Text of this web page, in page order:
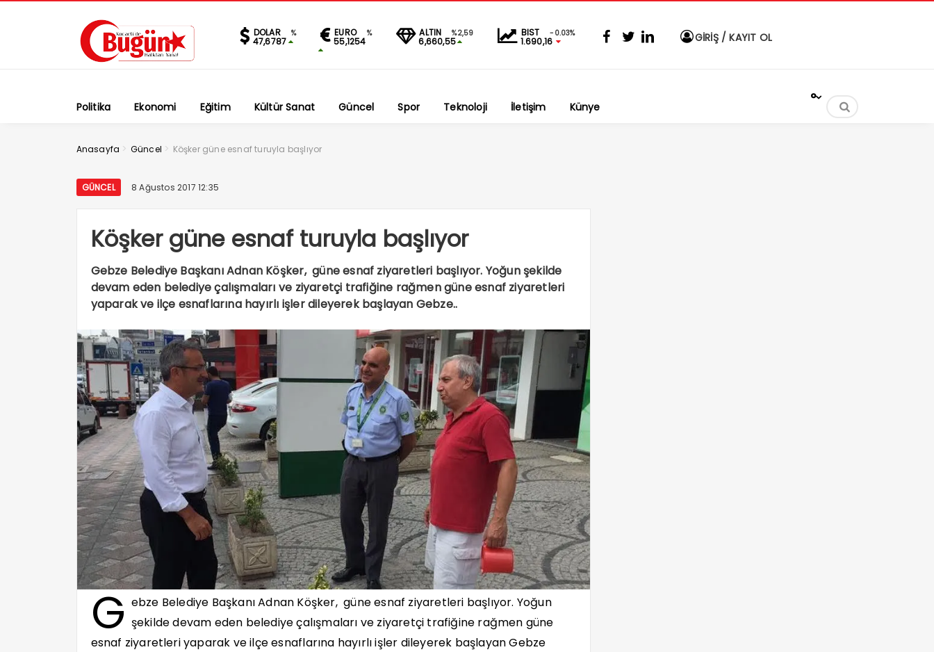
DOLAR %
47,6787
EURO %
55,1254
ALTIN %2,59
6,660,55
BIST -0.03%
1.690,16 GİRİŞ / KAYIT OL
Politika Ekonomi Eğitim Kültür Sanat Güncel Spor Teknoloji İletişim Künye
°
Anasayfa > Güncel > Köşker güne esnaf turuyla başlıyor
GÜNCEL 8 Ağustos 2017 12:35
Köşker güne esnaf turuyla başlıyor
Gebze Belediye Başkanı Adnan Köşker, güne esnaf ziyaretleri başlıyor. Yoğun şekilde
devam eden belediye çalışmaları ve ziyaretçi trafiğine rağmen güne esnaf ziyaretleri
yaparak ve ilçe esnaflarına hayırlı işler dileyerek başlayan Gebze..
G ebze Belediye Başkanı Adnan Köşker,güne esnaf ziyaretleri başlıyor. Yoğun
şekilde devam eden belediye çalışmaları ve ziyaretçi trafiğine rağmen güne
esnaf ziyaretleri yaparak ve ilçe esnaflarına hayırlı işler dileyerek başlayan Gebze